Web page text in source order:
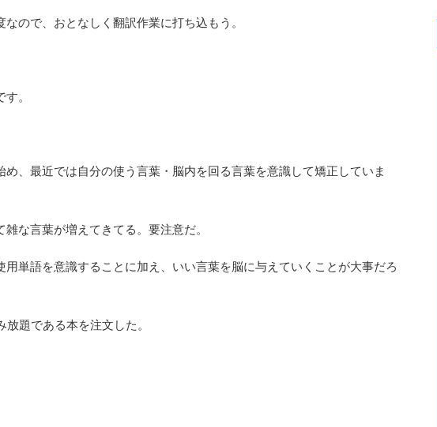
ので、おとなしく翻訳作業に打ち込もう。
。
、最近では自分の使う言葉・脳内を回る言葉を意識して矯正していま
な言葉が増えてきてる。要注意だ。
単語を意識することに加え、いい言葉を脳に与えていくことが大事だろ
題である本を注文した。